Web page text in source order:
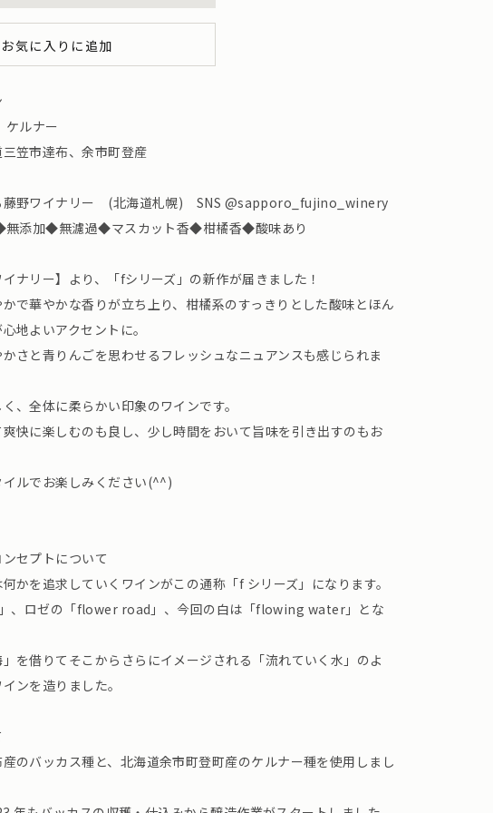
お気に入りに追加
ルナー
笠市達布、余市町登産
野ワイナリー (北海道札幌) SNS @sapporo_fujino_winery
添加◆無濾過◆マスカット香◆柑橘香◆酸味あり
イナリー】より、「fシリーズ」の新作が届きました！
で華やかな香りが立ち上り、柑橘系のすっきりとした酸味とほん
地よいアクセントに。
さと青りんごを思わせるフレッシュなニュアンスも感じられま
、全体に柔らかい印象のワインです。
快に楽しむのも良し、少し時間をおいて旨味を引き出すのもお
ルでお楽しみください(^^)
セプトについて
かを追求していくワインがこの通称「f シリーズ」になります。
、ロゼの「flower road」、今回の白は「flowing water」とな
」を借りてそこからさらにイメージされる「流れていく水」のよ
ンを造りました。
のバッカス種と、北海道余市町登町産のケルナー種を使用しまし